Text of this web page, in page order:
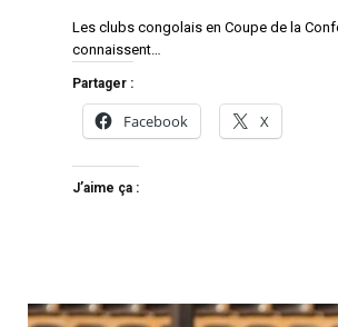
Les clubs congolais en Coupe de la
connaissent…
Partager :
Facebook X
J’aime ça :